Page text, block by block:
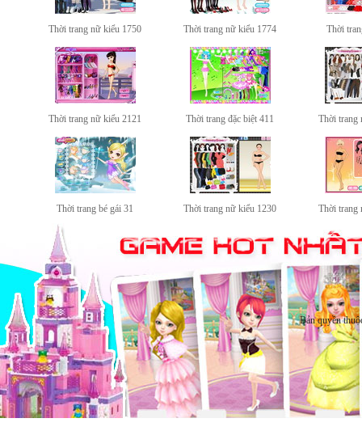
Thời trang nữ kiểu 1750 Thời trang nữ kiểu 1774 Thời
Thời trang nữ kiểu 2121 Thời trang đặc biệt 411 Thời trang
Thời trang bé gái 31 Thời trang nữ kiểu 1230 Thời trang
Bản quyền